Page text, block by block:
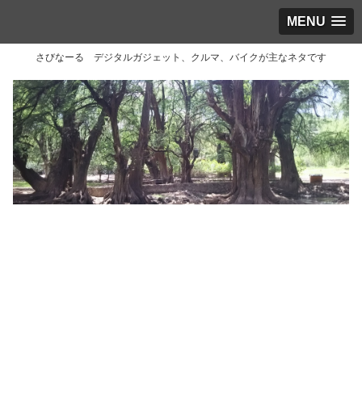
MENU
さびなーる デジタルガジェット、クルマ、バイクが主なネタです